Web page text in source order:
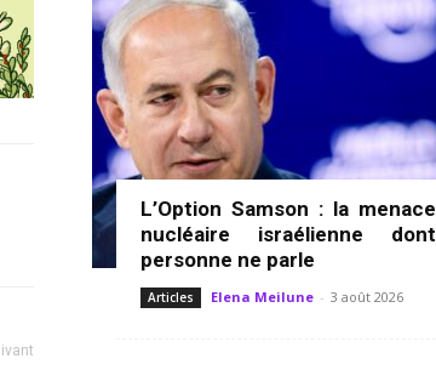
L’Option Samson : la menace
nucléaire israélienne dont
personne ne parle
Articles Elena Meilune - 3 août 2026